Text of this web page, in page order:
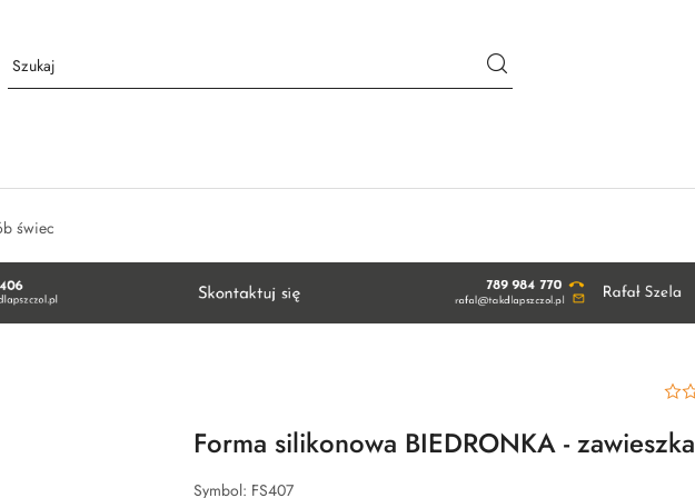
świec
Forma silikonowa BIEDRONKA - zawieszka
Symbol: FS407